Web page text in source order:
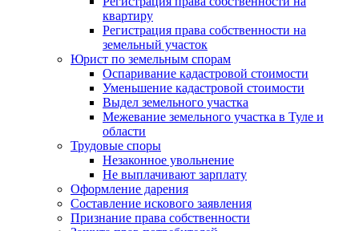
квартиру
Регистрация права собственности на
земельный участок
Юрист по земельным спорам
Оспаривание кадастровой стоимости
Уменьшение кадастровой стоимости
Выдел земельного участка
Межевание земельного участка в Туле и
области
Трудовые споры
Незаконное увольнение
Не выплачивают зарплату
Оформление дарения
Составление искового заявления
Признание права собственности